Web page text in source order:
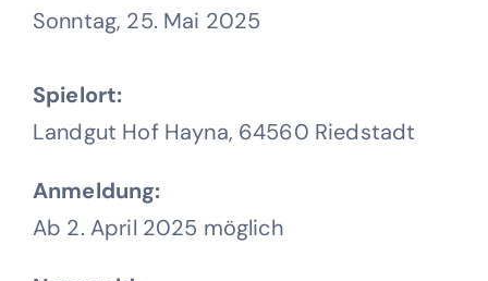
Sonntag, 25. Mai 2025
Spielort:
Landgut Hof Hayna, 64560 Riedstadt
Anmeldung:
Ab 2. April 2025 möglich